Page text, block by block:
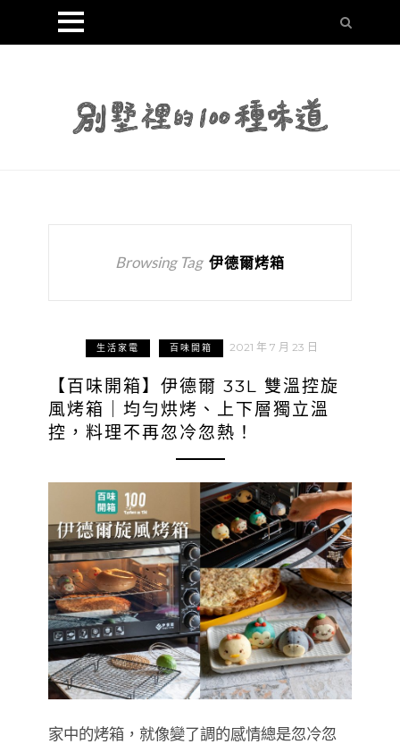
Browsing Tag 伊德爾烤箱
生活家電 百味開箱 2021 年 7 月 23 日
【百味開箱】伊德爾 33L 雙溫控旋
風烤箱｜均勻烘烤、上下層獨立溫
控，料理不再忽冷忽熱！
家中的烤箱，就像變了調的感情總是忽冷忽